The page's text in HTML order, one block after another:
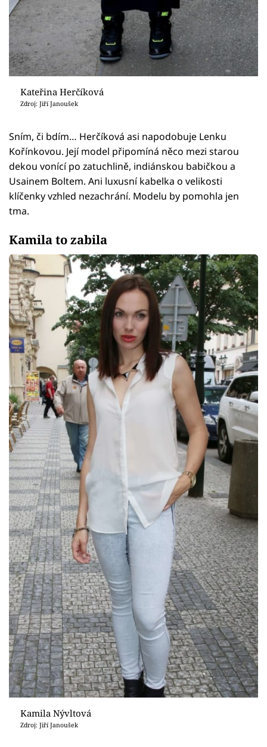
Kateřina Herčíková
Zdroj: Jiří Janoušek
Sním, či bdím… Herčíková asi napodobuje Lenku
Kořínkovou. Její model připomíná něco mezi starou
dekou vonící po zatuchlině, indiánskou babičkou a
Usainem Boltem. Ani luxusní kabelka o velikosti
klíčenky vzhled nezachrání. Modelu by pomohla jen
tma.
Kamila to zabila
Kamila Nývltová
Zdroj: Jiří Janoušek